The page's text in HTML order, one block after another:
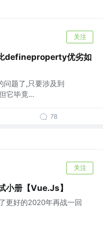
关注
defineproperty优劣如
问题了,只要涉及到
它毕竟...
78
关注
小册【Vue.Js】
更好的2020年再战一回